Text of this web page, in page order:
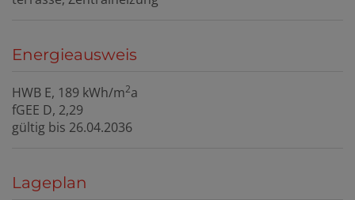
Energieausweis
HWB E, 189 kWh/m2a
fGEE D, 2,29
gültig bis 26.04.2036
Lageplan